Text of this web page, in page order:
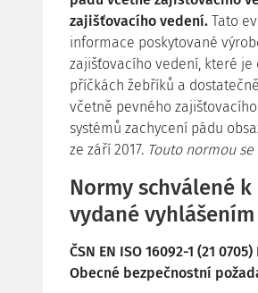
zajišťovacího vedení. Tato
informace poskytované
zajišťovacího vedení, které
příčkách žebříků a
včetně pevného
systémů zachycení pádu
ze září 2017. Touto normou se
Normy schválené
vydané
ČSN EN ISO 16092-1 (21
Obecné bezpečnostní